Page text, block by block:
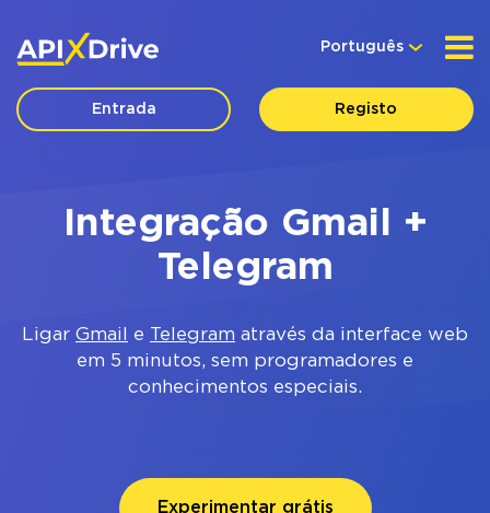
Português
Entrada Registo
Integração Gmail +
Telegram
Ligar Gmail e Telegram através da interface web
em 5 minutos, sem programadores e
conhecimentos especiais.
Experimentar grátis